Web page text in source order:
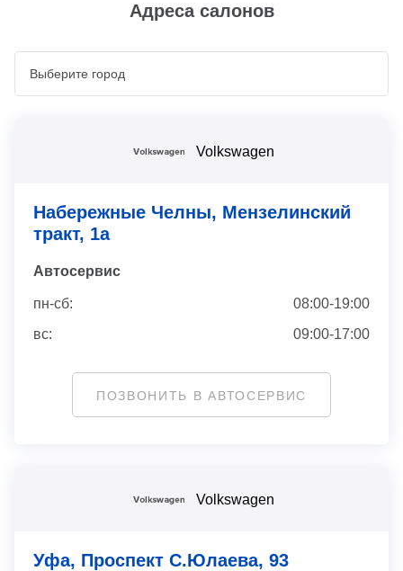
Адреса салонов
Volkswagen
Набережные Челны, Мензелинский
тракт, 1а
Автосервис
пн-сб:
08:00-19:00
вс:
09:00-17:00
ПОЗВОНИТЬ В АВТОСЕРВИС
Volkswagen
Уфа, Проспект С.Юлаева, 93